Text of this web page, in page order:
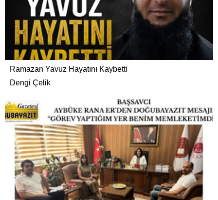
Ramazan Yavuz Hayatını Kaybetti
Dengi Çelik